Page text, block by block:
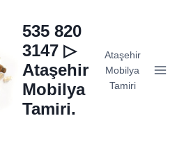
535 820
3147 ▷
Ataşehir
Mobilya
Tamiri.
Ataşehir
Mobilya
Tamiri